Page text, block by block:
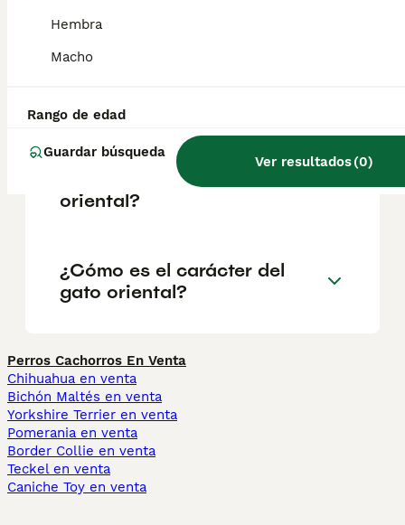
Hembra
Macho
Rango de edad
Guardar búsqueda
Ver resultados(0)
¿Qué es un gato de pelo
¿Cuáles son las
características del gato
oriental?
¿Cómo es el carácter del
gato oriental?
Perros Cachorros En Venta
Chihuahua en venta
Bichón Maltés en venta
Yorkshire Terrier en venta
Pomerania en venta
Border Collie en venta
Teckel en venta
Caniche Toy en venta